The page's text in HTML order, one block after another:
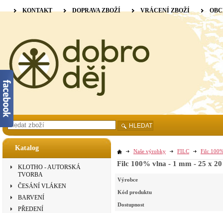
Katalog
KLOTHO - AUTORSKÁ
TVORBA
ČESÁNÍ VLÁKEN
BARVENÍ
PŘEDENÍ
Naše výrobky FILC Filc
Filc 100% vlna - 1 mm - 25 x
Výrobce
Kód produktu
Dostupnost
KONTAKT DOPRAVA ZBOŽÍ VRÁCENÍ ZBOŽÍ
HLEDAT